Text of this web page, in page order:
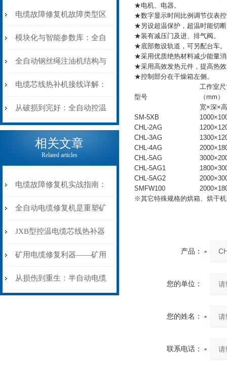
电缆故障修复机故障类型区
分指南：从“绝缘电
阻”到“波形特征”的精准诊
断逻辑
模块化与智能参数库：全自
动电缆修复机的快速换型逻
辑
全自动钢丝绳注油机结构与
工作原理：揭秘高效润滑的
机械密码
电缆芯线热补机接线详解：
从入门到精通
从破损到完好：全自动控温
电缆热补机的核心价值
相关文章
Related articles
电缆故障修复机实战指南：
从“盲测”到“精确定点”的三
步作业法
全自动电缆修复机是重塑矿
山电力动脉的“智能外科医
生”
JXB型控温电缆芯线热补器
安装与接线：精准修复的工
艺基石
矿用电缆修复利器——矿用
电缆热补机智能控温，安全
从损伤到重生：半自动电缆
★电机、电器。
★数字显示时间比例调节仪表
★另设超温保护，超温时能切
★装有减压门及进、排气阀。
★底部敷设轨道，可另配台车
★采用优质绝热材料减少能量
★采用高效发热元件，提高热
★控制部分在干燥箱左侧。
型号
工作室
（mm）
宽×深×高
SM-5XB
CHL-2AG
CHL-3AG
CHL-4AG
CHL-5AG
CHL-5AG1
CHL-5AG2
SMFW100
※其它特殊规格的烘箱、烘干
产品：
您的单位：
您的姓名：
联系电话：